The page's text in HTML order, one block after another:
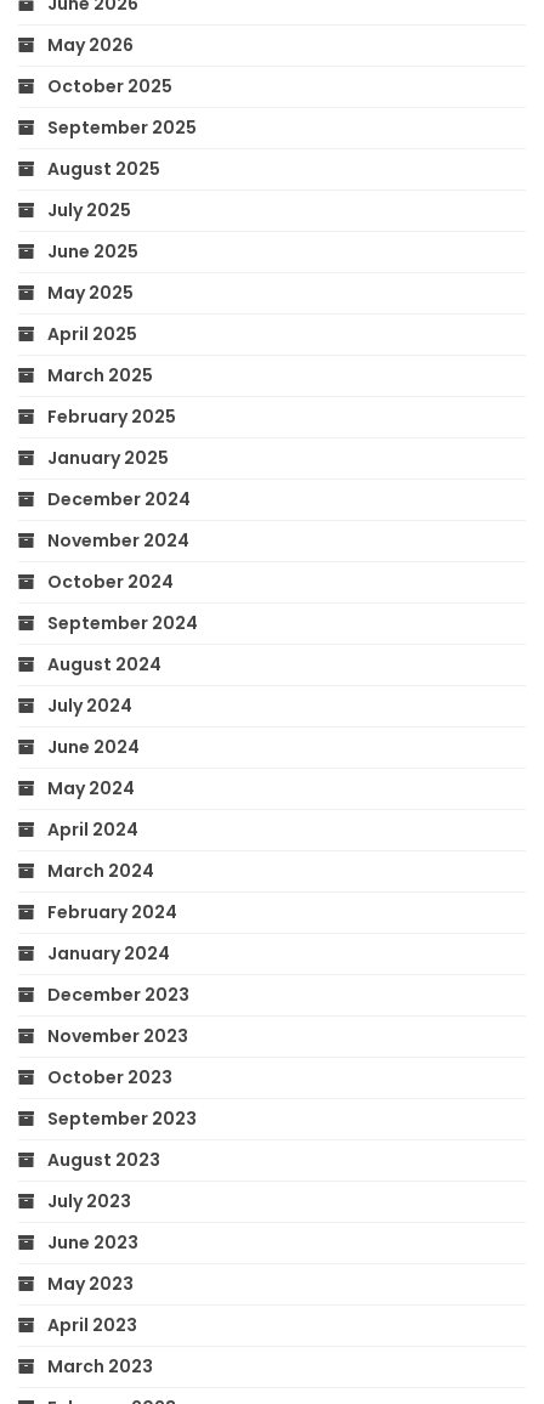
May 2026
October 2025
September 2025
August 2025
July 2025
June 2025
May 2025
April 2025
March 2025
February 2025
January 2025
December 2024
November 2024
October 2024
September 2024
August 2024
July 2024
June 2024
May 2024
April 2024
March 2024
February 2024
January 2024
December 2023
November 2023
October 2023
September 2023
August 2023
July 2023
June 2023
May 2023
April 2023
March 2023